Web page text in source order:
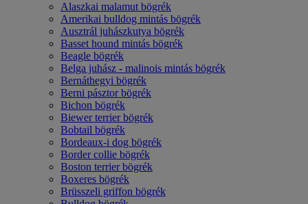
Alaszkai malamut bögrék
Amerikai bulldog mintás bögrék
Ausztrál juhászkutya bögrék
Basset hound mintás bögrék
Beagle bögrék
Belga juhász - malinois mintás bögrék
Bernáthegyi bögrék
Berni pásztor bögrék
Bichon bögrék
Biewer terrier bögrék
Bobtail bögrék
Bordeaux-i dog bögrék
Border collie bögrék
Boston terrier bögrék
Boxeres bögrék
Brüsszeli griffon bögrék